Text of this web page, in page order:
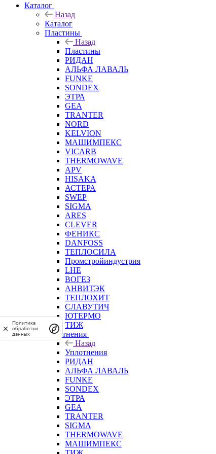
Каталог
Назад
Каталог
Пластины
Назад
Пластины
РИДАН
АЛЬФА ЛАВАЛЬ
FUNKE
SONDEX
ЭТРА
GEA
TRANTER
NORD
KELVION
МАШИМПЕКС
VICARB
THERMOWAVE
APV
HISAKA
АСТЕРА
SWEP
SIGMA
ARES
CLEVER
ФЕНИКС
DANFOSS
ТЕПЛОСИЛА
Промстройиндустрия
LHE
ВОГЕЗ
АНВИТЭК
ТЕПЛОХИТ
СЛАВУТИЧ
ЮТЕРМО
ТИЖ
Уплотнения
Назад
Уплотнения
РИДАН
АЛЬФА ЛАВАЛЬ
FUNKE
SONDEX
ЭТРА
GEA
TRANTER
SIGMA
THERMOWAVE
МАШИМПЕКС
Политика
обработки
данных